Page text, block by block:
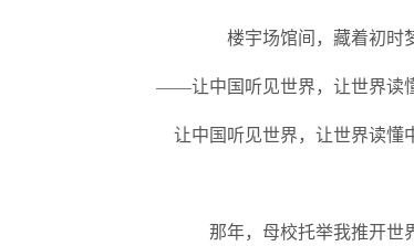
楼宇场馆间，藏着初时
——让中国听见世界，让世界读
让中国听见世界，让世界读懂
那年，母校托举我推开世